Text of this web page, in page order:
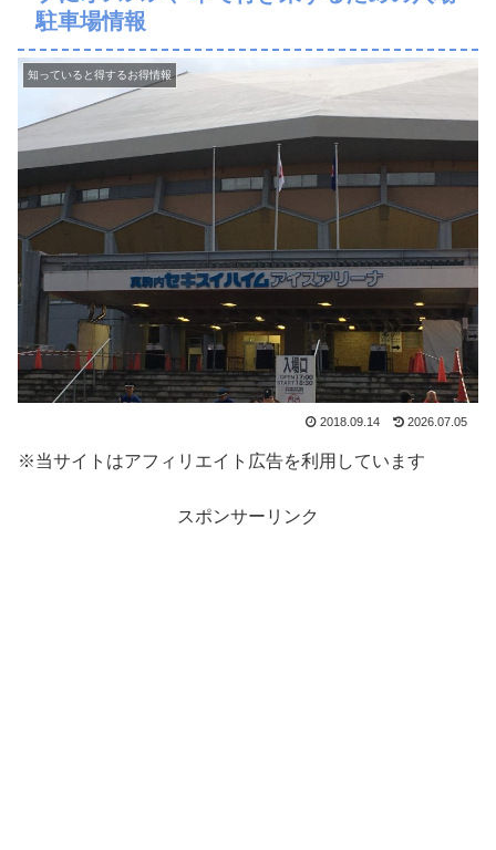
駐車場情報
知っていると得するお得情報
2018.09.14 2026.07.05
※当サイトはアフィリエイト広告を利用しています
スポンサーリンク